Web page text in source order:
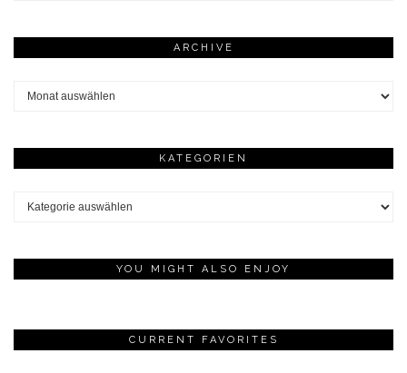
ARCHIVE
KATEGORIEN
YOU MIGHT ALSO ENJOY
CURRENT FAVORITES